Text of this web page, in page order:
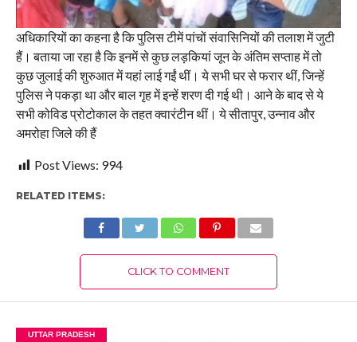
अधिकारियों का कहना है कि पुलिस टीमें पांचों संवासिनियों की तलाश में जुटी
हैं। बताया जा रहा है कि इनमें से कुछ लड़कियां जून के अंतिम सप्ताह में तो
कुछ जुलाई की शुरुआत में यहां लाई गईं थीं। ये सभी घर से फरार थीं, जिन्हें
पुलिस ने पकड़ा था और बाल गृह में इन्हें शरण दी गई थी। आने के बाद से ये
सभी कोविड प्रोटोकाल के तहत क्वारंटीन थीं। ये सीतापुर, उन्नाव और
अमरोहा जिले की हैं
Post Views: 994
RELATED ITEMS:
CLICK TO COMMENT
UTTAR PRADESH